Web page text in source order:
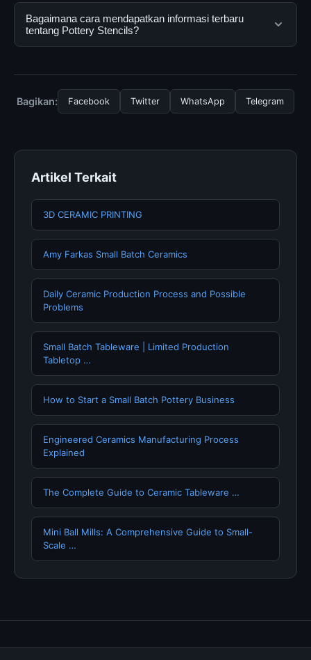
lengkap dan terpercaya. Anda dapat menggunakannya
dengan mengunjungi situs resmi dan mengikuti
panduan yang tersedia.
Ya, Pottery Stencils dapat diakses secara gratis oleh
semua pengguna. Tidak ada biaya tersembunyi atau
langganan yang diperlukan untuk menggunakan layanan
Bagaimana cara mendapatkan informasi terbaru
tentang Pottery Stencils?
secara berkala. Kami selalu memperbarui konten
dengan informasi terkini dan terpercaya.
Bagikan: Facebook Twitter WhatsApp Telegram
Artikel Terkait
3D CERAMIC PRINTING
Amy Farkas Small Batch Ceramics
Daily Ceramic Production Process and Possible
Problems
Small Batch Tableware | Limited Production
Tabletop …
How to Start a Small Batch Pottery Business
Engineered Ceramics Manufacturing Process
Explained
The Complete Guide to Ceramic Tableware …
Mini Ball Mills: A Comprehensive Guide to Small-
Scale …